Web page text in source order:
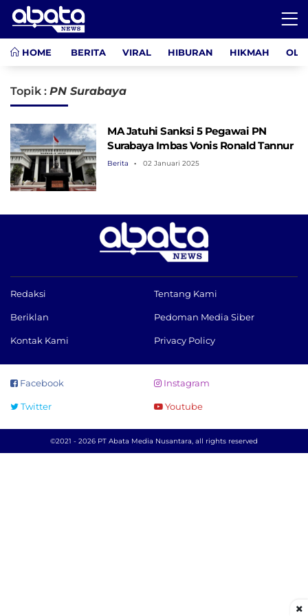
HOME BERITA VIRAL HIBURAN HIKMAH
Topik : PN Surabaya
MA Jatuhi Sanksi 5 Pegawai PN
Surabaya Imbas Vonis Ronald Tannur
Berita 02 Januari 2025
Redaksi Tentang Kami
Beriklan Pedoman Media Siber
Kontak Kami Privacy Policy
Facebook Instagram
Twitter Youtube
©2021 - 2026 PT Abata Media Nusantara, all rights reserved
×